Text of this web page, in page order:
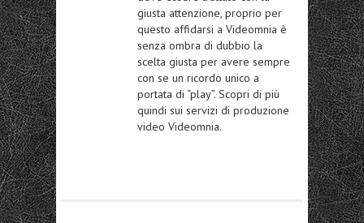
giusta attenzione, proprio per
questo affidarsi a Videomnia è
senza ombra di dubbio la
scelta giusta per avere sempre
con se un ricordo unico a
portata di “play”. Scopri di più
quindi sui servizi di produzione
video Videomnia.